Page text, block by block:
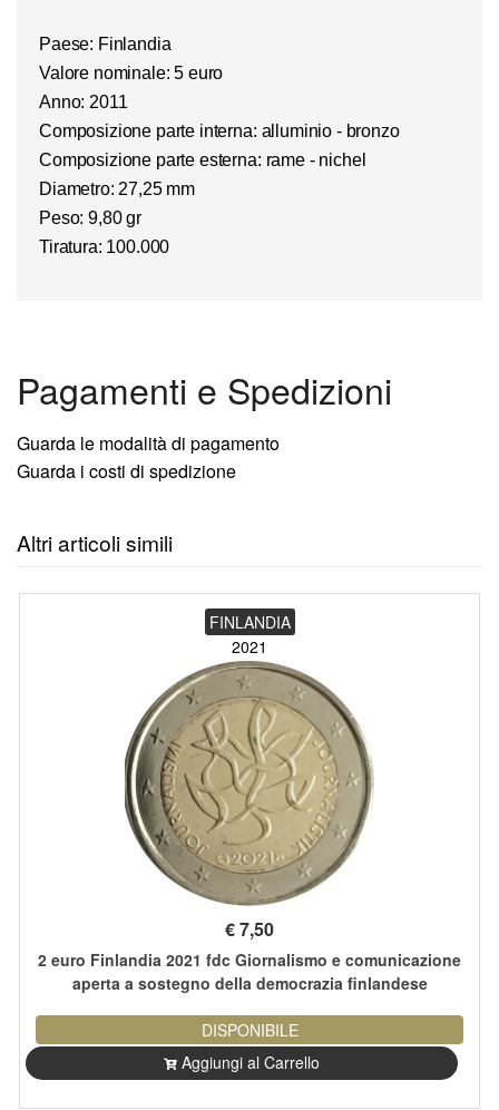
Paese: Finlandia
Valore nominale: 5 euro
Anno: 2011
Composizione parte interna: alluminio - bronzo
Composizione parte esterna: rame - nichel
Diametro: 27,25 mm
Peso: 9,80 gr
Tiratura: 100.000
Pagamenti e Spedizioni
Guarda le modalità di pagamento
Guarda i costi di spedizione
Altri articoli simili
FINLANDIA
2021
€7,50
2 euro Finlandia 2021 fdc Giornalismo e comunicazione
aperta a sostegno della democrazia finlandese
DISPONIBILE
Aggiungi al Carrello